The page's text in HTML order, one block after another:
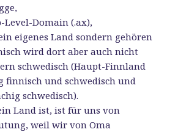
Level-Domain (.ax),
eigenes Land sondern gehören
wird dort aber auch nicht
schwedisch (Haupt-Finnland
finnisch und schwedisch und
schwedisch).
Land ist, ist für uns von
weil wir von Oma